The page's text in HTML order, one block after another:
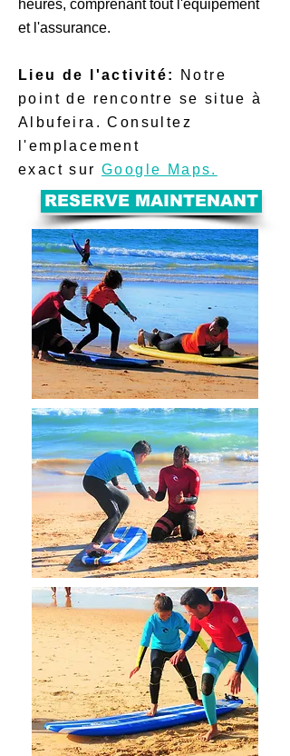
heures, comprenant tout l'équipement
et l'assurance.
Lieu de l'activité:
Notre
point de rencontre se situe à
Albufeira. Consultez
l'emplacement
exact surGoogle Maps.
RESERVE MAINTENANT